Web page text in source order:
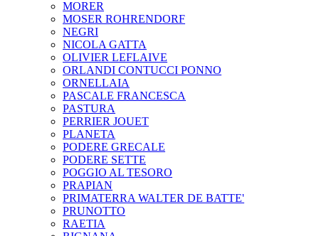
MORER
MOSER ROHRENDORF
NEGRI
NICOLA GATTA
OLIVIER LEFLAIVE
ORLANDI CONTUCCI PONNO
ORNELLAIA
PASCALE FRANCESCA
PASTURA
PERRIER JOUET
PLANETA
PODERE GRECALE
PODERE SETTE
POGGIO AL TESORO
PRAPIAN
PRIMATERRA WALTER DE BATTE'
PRUNOTTO
RAETIA